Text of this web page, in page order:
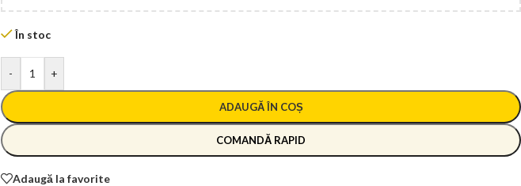
În stoc
- +
ADAUGĂ ÎN COȘ
COMANDĂ RAPID
Adaugă la favorite